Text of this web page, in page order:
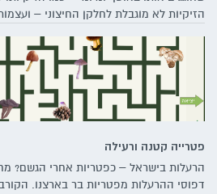
הזיקיות לא מוגבלת לחלקן החיצוני –
להפתיע בתחפושות מקוריות שיכולות
הצבעוני ביותר שלנו
פטרייה קטנה ורעילה
הרעלות בישראל – כפטריות אחרי הגשם?
דפוסי ההרעלות מפטריות בר בארצנו.